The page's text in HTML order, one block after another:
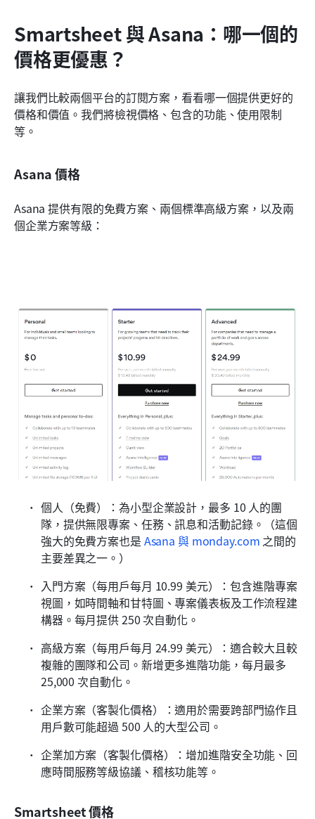
Smartsheet 與 Asana：哪一個的
價格更優惠？
讓我們比較兩個平台的訂閱方案，看看哪一個提供更好的
價格和價值。我們將檢視價格、包含的功能、使用限制
等。
Asana 價格
Asana 提供有限的免費方案、兩個標準高級方案，以及兩
個企業方案等級：
個人（免費）：為小型企業設計，最多 10 人的團
隊，提供無限專案、任務、訊息和活動記錄。（這個
強大的免費方案也是 Asana 與 monday.com 之間的
主要差異之一。）
入門方案（每用戶每月 10.99 美元）：包含進階專案
視圖，如時間軸和甘特圖、專案儀表板及工作流程建
構器。每月提供 250 次自動化。
高級方案（每用戶每月 24.99 美元）：適合較大且較
複雜的團隊和公司。新增更多進階功能，每月最多
25,000 次自動化。
企業方案（客製化價格）：適用於需要跨部門協作且
用戶數可能超過 500 人的大型公司。
企業加方案（客製化價格）：增加進階安全功能、回
應時間服務等級協議、稽核功能等。
Smartsheet 價格